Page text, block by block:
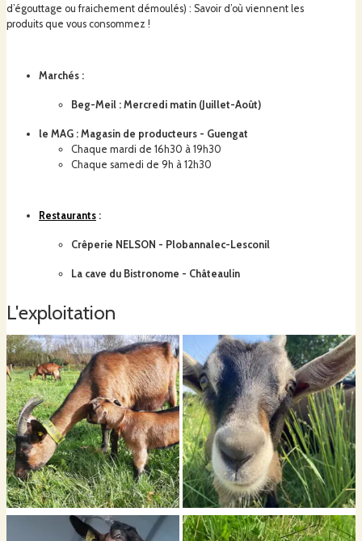
d’égouttage ou fraichement démoulés) : Savoir d’où viennent les
produits que vous consommez !
Marchés :
Beg-Meil : Mercredi matin (Juillet-Août)
le MAG : Magasin de producteurs - Guengat
Chaque mardi de 16h30 à 19h30
Chaque samedi de 9h à 12h30
Restaurants :
Crêperie NELSON - Plobannalec-Lesconil
La cave du Bistronome - Châteaulin
L'exploitation